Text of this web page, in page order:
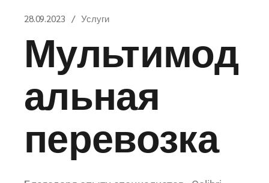
28.09.2023 Услуги
Мультимод
альная
перевозка